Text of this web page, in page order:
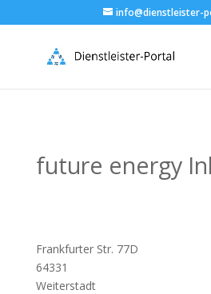
info@dienstleister-
future energy
Frankfurter Str. 77D
64331
Weiterstadt